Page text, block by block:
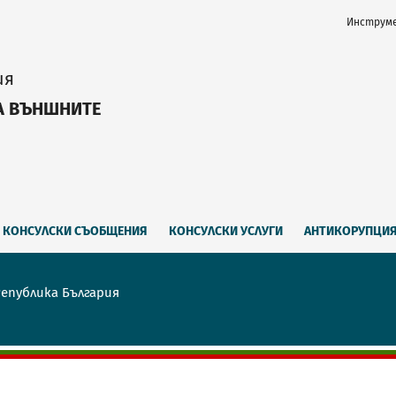
ВЪНШНИТЕ
КОНСУЛСКИ СЪОБЩЕНИЯ КОНСУЛСКИ УСЛУГИ
България